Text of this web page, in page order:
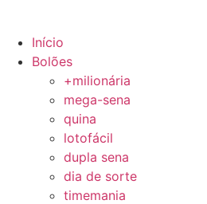
Início
Bolões
+milionária
mega-sena
quina
lotofácil
dupla sena
dia de sorte
timemania